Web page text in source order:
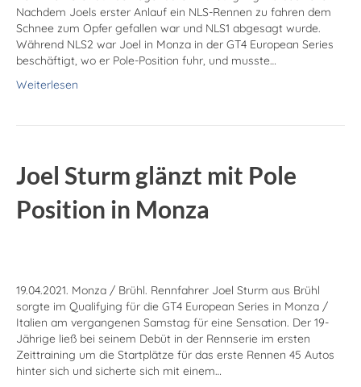
Nachdem Joels erster Anlauf ein NLS-Rennen zu fahren dem
Schnee zum Opfer gefallen war und NLS1 abgesagt wurde.
Während NLS2 war Joel in Monza in der GT4 European Series
beschäftigt, wo er Pole-Position fuhr, und musste…
Weiterlesen
Joel Sturm glänzt mit Pole
Position in Monza
19.04.2021. Monza / Brühl. Rennfahrer Joel Sturm aus Brühl
sorgte im Qualifying für die GT4 European Series in Monza /
Italien am vergangenen Samstag für eine Sensation. Der 19-
Jährige ließ bei seinem Debüt in der Rennserie im ersten
Zeittraining um die Startplätze für das erste Rennen 45 Autos
hinter sich und sicherte sich mit einem…